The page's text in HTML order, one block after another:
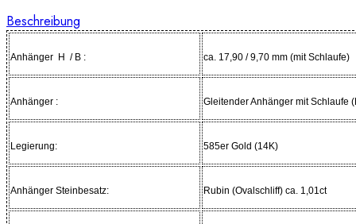
Beschreibung
Anhänger H / B : ca. 17,90 / 9,70 mm (mit Schlaufe)
Anhänger : Gleitender Anhänger mit Schlaufe
Legierung: 585er Gold (14K)
Anhänger Steinbesatz: Rubin (Ovalschliff) ca. 1,01ct